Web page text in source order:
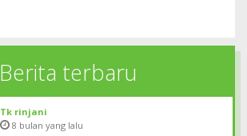
Berita terbaru
Tk rinjani
8 bulan yang lalu